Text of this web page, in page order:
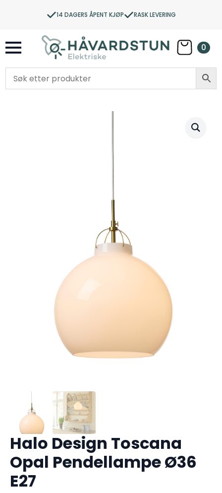
14 DAGERS ÅPENT KJØP RASK LEVERING
0
Halo Design Toscana
Opal Pendellampe Ø36
E27